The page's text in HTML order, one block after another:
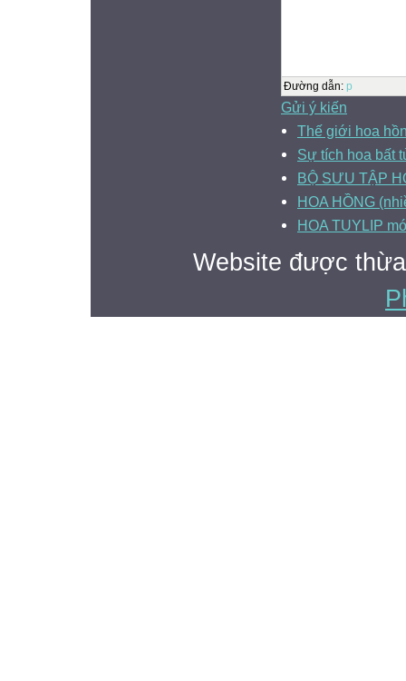
Đường dẫn: p
Gửi ý kiến
Thế giới hoa
Sự tích hoa bất
BỘ SƯU TẬP
HOA HỒNG
HOA TUYLIP
Website được